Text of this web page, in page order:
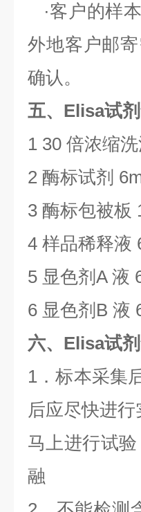
·客户的样
外地客户邮
确认。
五、Elisa试
1 30 倍浓缩
2 酶标试剂
3 酶标包被板
4 样品稀释液
5 显色剂 A 液
6 显色剂 B 液
六、Elisa试
1 ．标本采集
后应尽快进
马上进行试
融